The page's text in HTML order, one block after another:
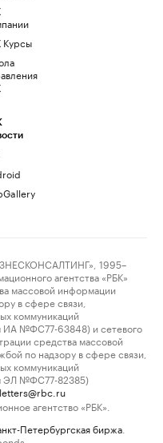
Курсы
1995–
агентства «РБК»
массовой информации
в сфере связи,
коммуникаций
ИА №ФС77-63848) и сетевого
средства массовой
по надзору в сфере связи,
коммуникаций
ЭЛ №ФС77-82385)
letters@rbc.ru
агентство «РБК».
Петербургская биржа